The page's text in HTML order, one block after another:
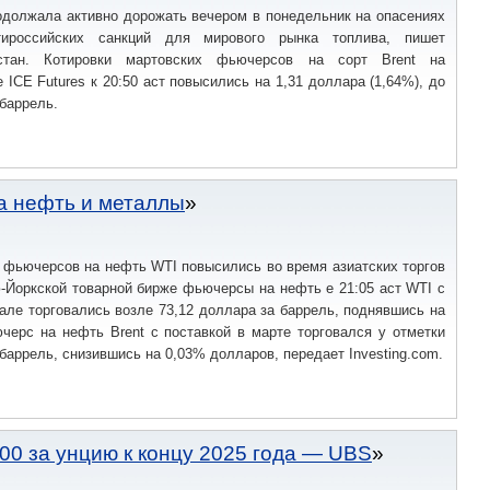
активно дорожать вечером в понедельник на опасениях
санкций для мирового рынка топлива, пишет
Котировки мартовских фьючерсов на сорт Brent на
ICE Futures к 20:50 аст повысились на 1,31 доллара (1,64%), до
нефть и металлы
на нефть WTI повысились во время азиатских торгов
Йоркской товарной бирже фьючерсы на нефть е 21:05 аст WTI с
торговались возле 73,12 доллара за баррель, поднявшись на
на нефть Brent с поставкой в марте торговался у отметки
снизившись на 0,03% долларов, передает Investing.com.
за унцию к концу 2025 года — UBS